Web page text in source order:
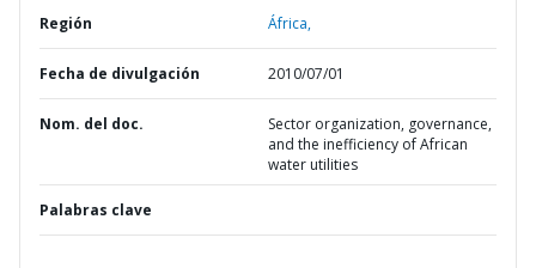
Región África,
Fecha de divulgación 2010/07/01
Nom. del doc.
Sector organization, governance,
and the inefficiency of African
water utilities
Palabras clave